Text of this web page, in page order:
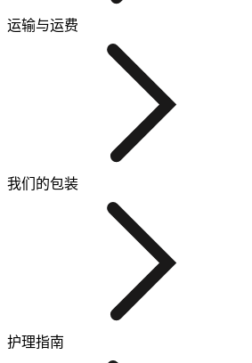
运输与运费
我们的包装
护理指南